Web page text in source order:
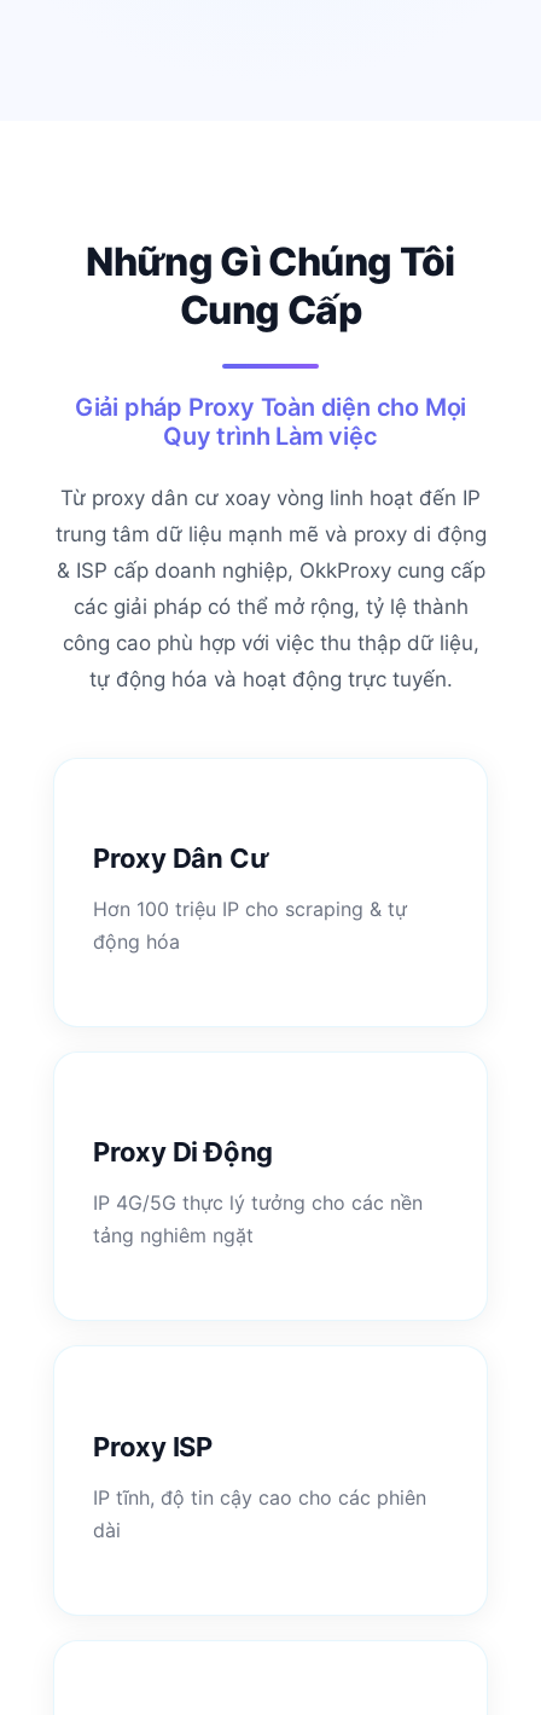
Những Gì Chúng Tôi
Cung Cấp
Giải pháp Proxy Toàn diện cho Mọi
Quy trình Làm việc
Từ proxy dân cư xoay vòng linh hoạt đến IP
trung tâm dữ liệu mạnh mẽ và proxy di động
& ISP cấp doanh nghiệp, OkkProxy cung cấp
các giải pháp có thể mở rộng, tỷ lệ thành
công cao phù hợp với việc thu thập dữ liệu,
tự động hóa và hoạt động trực tuyến.
Proxy Dân Cư
Hơn 100 triệu IP cho scraping & tự
động hóa
Proxy Di Động
IP 4G/5G thực lý tưởng cho các nền
tảng nghiêm ngặt
Proxy ISP
IP tĩnh, độ tin cậy cao cho các phiên
dài